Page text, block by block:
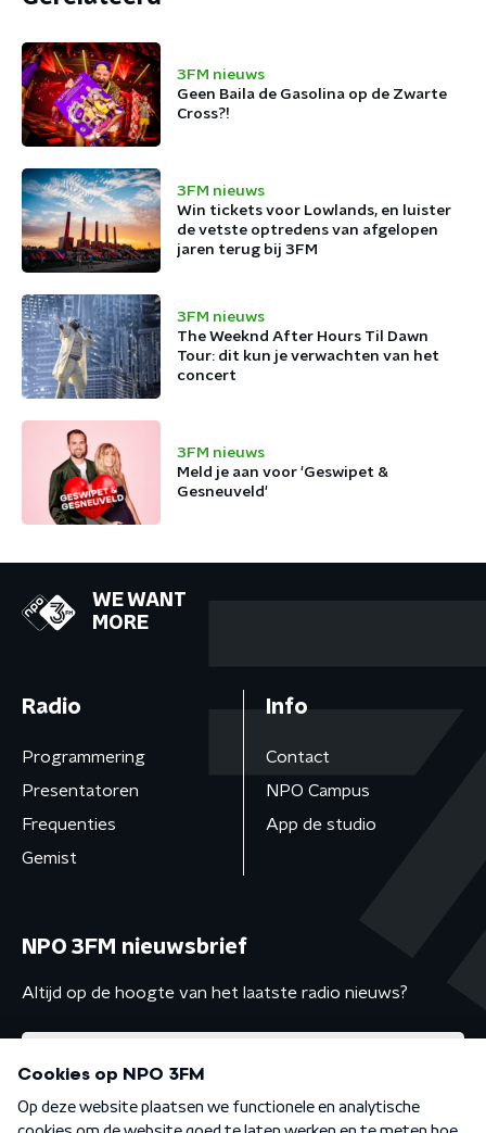
3FM nieuws
Geen Baila de Gasolina op de Zwarte
Cross?!
3FM nieuws
Win tickets voor Lowlands, en luister
de vetste optredens van afgelopen
jaren terug bij 3FM
3FM nieuws
The Weeknd After Hours Til Dawn
Tour: dit kun je verwachten van het
concert
3FM nieuws
Meld je aan voor 'Geswipet &
Gesneuveld'
WE WANT
MORE
Radio
Programmering
Presentatoren
Frequenties
Gemist
Info
Contact
NPO Campus
App de studio
NPO 3FM nieuwsbrief
Altijd op de hoogte van het laatste radio nieuws?